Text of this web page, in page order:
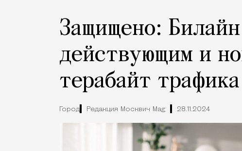
Защищено:
действующим и
терабайт трафика
Город Редакция Москвич Mag 28.11.2024